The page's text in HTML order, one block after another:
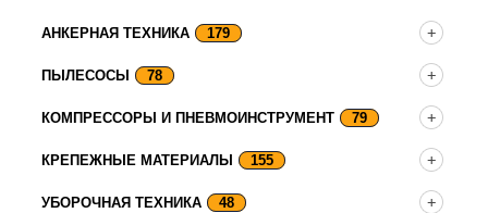
АНКЕРНАЯ ТЕХНИКА 179
ПЫЛЕСОСЫ 78
КОМПРЕССОРЫ И ПНЕВМОИНСТРУМЕНТ 79
КРЕПЕЖНЫЕ МАТЕРИАЛЫ 155
УБОРОЧНАЯ ТЕХНИКА 48